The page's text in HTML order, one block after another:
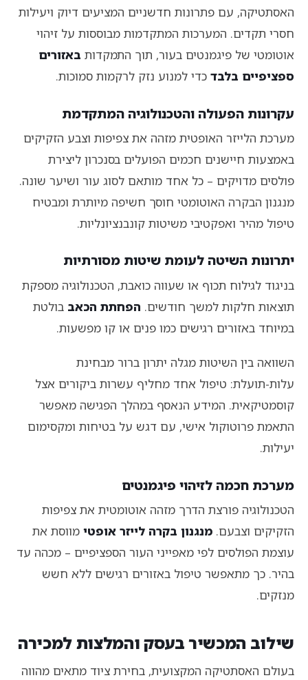
האסתטיקה, עם פתרונות חדשניים המציעים דיוק ויעילות
חסרי תקדים. המערכות המתקדמות מבוססות על זיהוי
אוטומטי של פיגמנטים בעור, תוך התמקדות באזורים
ספציפיים בלבד כדי למנוע נזק לרקמות סמוכות.
עקרונות הפעולה והטכנולוגיה המתקדמת
מערכת הלייזר האופטית מזהה את צפיפות וצבע הזקיקים
באמצעות חיישנים חכמים הפועלים בסנכרון ליצירת
פולסים מדויקים – כל אחד מותאם לסוג עור ושיער שונה.
מנגנון הבקרה האוטומטי חוסך חשיפה מיותרת ומבטיח
טיפול מהיר ואפקטיבי משיטות קונבנציונליות.
יתרונות השיטה לעומת שיטות מסורתיות
בניגוד לגילוח תכוף או שעווה כואבת, הטכנולוגיה מספקת
תוצאות חלקות למשך חודשים. הפחתת הכאב בולטת
במיוחד באזורים רגישים כמו פנים או קו מפשעות.
השוואה בין השיטות מגלה יתרון ברור מבחינת
עלות-תועלת: טיפול אחד מחליף עשרות ביקורים אצל
קוסמטיקאית. המידע הנאסף במהלך הפגישה מאפשר
התאמת פרוטוקול אישי, עם דגש על בטיחות ומקסימום
יעילות.
מערכת חכמה לזיהוי פיגמנטים
הטכנולוגיה פורצת הדרך מזהה אוטומטית את צפיפות
הזקיקים וצבעם. מנגנון בקרה לייזר אופטי מווסת את
עוצמת הפולסים לפי מאפייני העור הספציפיים – מכהה עד
בהיר. כך מתאפשר טיפול באזורים רגישים ללא חשש
מנזקים.
שילוב המכשיר בעסק והמלצות למכירה
בעולם האסתטיקה המקצועית, בחירת ציוד מתאים מהווה